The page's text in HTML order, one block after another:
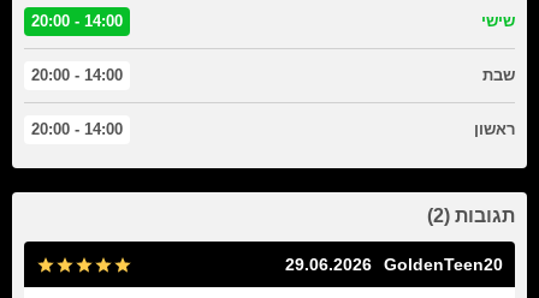
שישי 14:00 - 20:00
שבת 14:00 - 20:00
ראשון 14:00 - 20:00
תגובות (2)
GoldenTeen20
29.06.2026